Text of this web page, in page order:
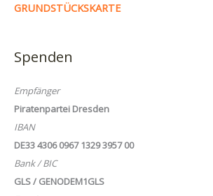
GRUNDSTÜCKSKARTE
Spenden
Empfänger
Piratenpartei Dresden
IBAN
DE33 4306 0967 1329 3957 00
Bank / BIC
GLS / GENODEM1GLS